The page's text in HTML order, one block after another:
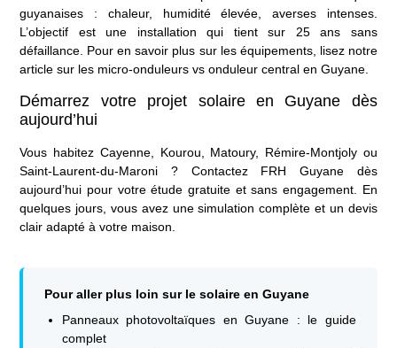
guyanaises : chaleur, humidité élevée, averses intenses.
L’objectif est une installation qui tient sur 25 ans sans
défaillance. Pour en savoir plus sur les équipements, lisez notre
article sur les micro-onduleurs vs onduleur central en Guyane
Démarrez votre projet solaire en Guyane dès
aujourd’hui
Vous habitez Cayenne, Kourou, Matoury, Rémire-Montjoly ou
Saint-Laurent-du-Maroni ? Contactez FRH Guyanedès
aujourd’hui pour votre étude gratuite et sans engagement. En
quelques jours, vous avez une simulation complète et un devis
clair adapté à votre maison.
Pour aller plus loin sur le solaire en Guyane
Panneaux photovoltaïques en Guyane : le guide
complet